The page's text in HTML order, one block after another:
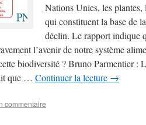
Nations Unies, les
qui constituent la base de
déclin. Le rapport indique
l’avenir de notre système
biodiversité ? Bruno Parmentier :
que … Continuer la lecture →
commentaire